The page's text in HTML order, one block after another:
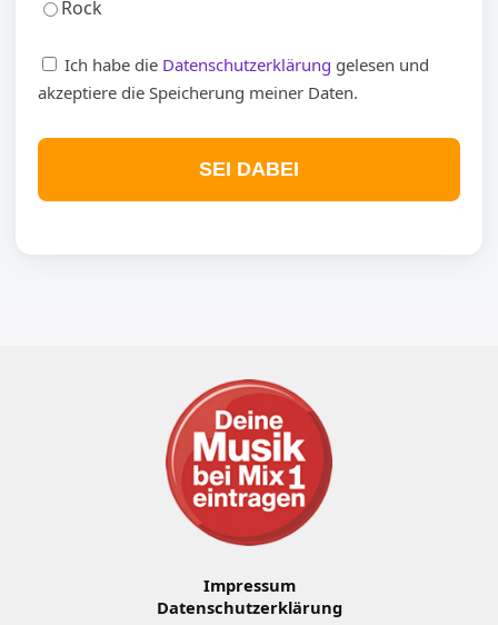
Rock
Ich habe die Datenschutzerklärung gelesen und
akzeptiere die Speicherung meiner Daten.
SEI DABEI
Impressum
Datenschutzerklärung